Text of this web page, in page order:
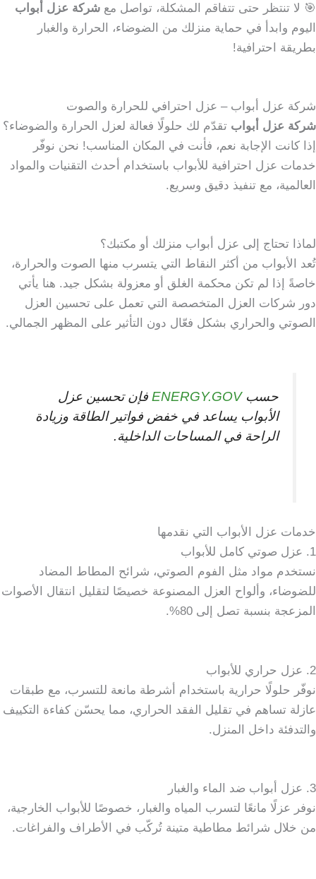
🎯 لا تنتظر حتى تتفاقم المشكلة، تواصل مع شركة عزل أبواب
اليوم وابدأ في حماية منزلك من الضوضاء، الحرارة والغبار
بطريقة احترافية!
شركة عزل أبواب – عزل احترافي للحرارة والصوت
شركة عزل أبواب تقدّم لك حلولًا فعالة لعزل الحرارة والضوضاء؟
إذا كانت الإجابة نعم، فأنت في المكان المناسب! نحن نوفّر
خدمات عزل احترافية للأبواب باستخدام أحدث التقنيات والمواد
العالمية، مع تنفيذ دقيق وسريع.
لماذا تحتاج إلى عزل أبواب منزلك أو مكتبك؟
تُعد الأبواب من أكثر النقاط التي يتسرب منها الصوت والحرارة،
خاصةً إذا لم تكن محكمة الغلق أو معزولة بشكل جيد. هنا يأتي
دور شركات العزل المتخصصة التي تعمل على تحسين العزل
الصوتي والحراري بشكل فعّال دون التأثير على المظهر الجمالي.
حسبENERGY.GOV فإن تحسين عزل
الأبواب يساعد في خفض فواتير الطاقة وزيادة
الراحة في المساحات الداخلية.
خدمات عزل الأبواب التي نقدمها
1. عزل صوتي كامل للأبواب
نستخدم مواد مثل الفوم الصوتي، شرائح المطاط المضاد
للضوضاء، وألواح العزل المصنوعة خصيصًا لتقليل انتقال الأصوات
المزعجة بنسبة تصل إلى 80%.
2. عزل حراري للأبواب
نوفّر حلولًا حرارية باستخدام أشرطة مانعة للتسرب، مع طبقات
عازلة تساهم في تقليل الفقد الحراري، مما يحسّن كفاءة التكييف
والتدفئة داخل المنزل.
3. عزل أبواب ضد الماء والغبار
نوفر عزلًا مانعًا لتسرب المياه والغبار، خصوصًا للأبواب الخارجية،
من خلال شرائط مطاطية متينة تُركّب في الأطراف والفراغات.